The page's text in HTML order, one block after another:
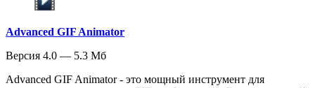
Advanced GIF Animator
Версия 4.0 — 5.3 Мб
Advanced GIF Animator - это мощный инструмент для